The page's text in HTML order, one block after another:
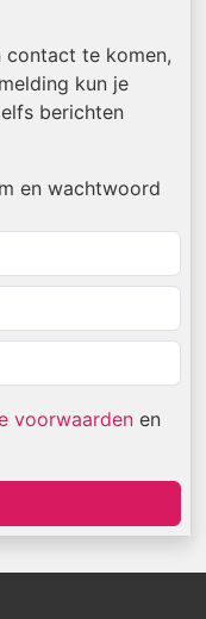
te komen,
kun je
berichten
en wachtwoord
voorwaarden en